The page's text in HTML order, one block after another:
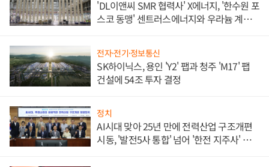
'DL이앤씨 SMR 협력사' X에너지, '한수원 포
스코 동맹' 센트러스에너지와 우라늄 계약
전자·전기·정보통신
SK하이닉스, 용인 'Y2' 팹과 청주 'M17' 팹
건설에 54조 투자 결정
정치
AI시대 맞아 25년 만에 전력산업 구조개편
시동, '발전5사 통합' 넘어 '한전 지주사' 재편